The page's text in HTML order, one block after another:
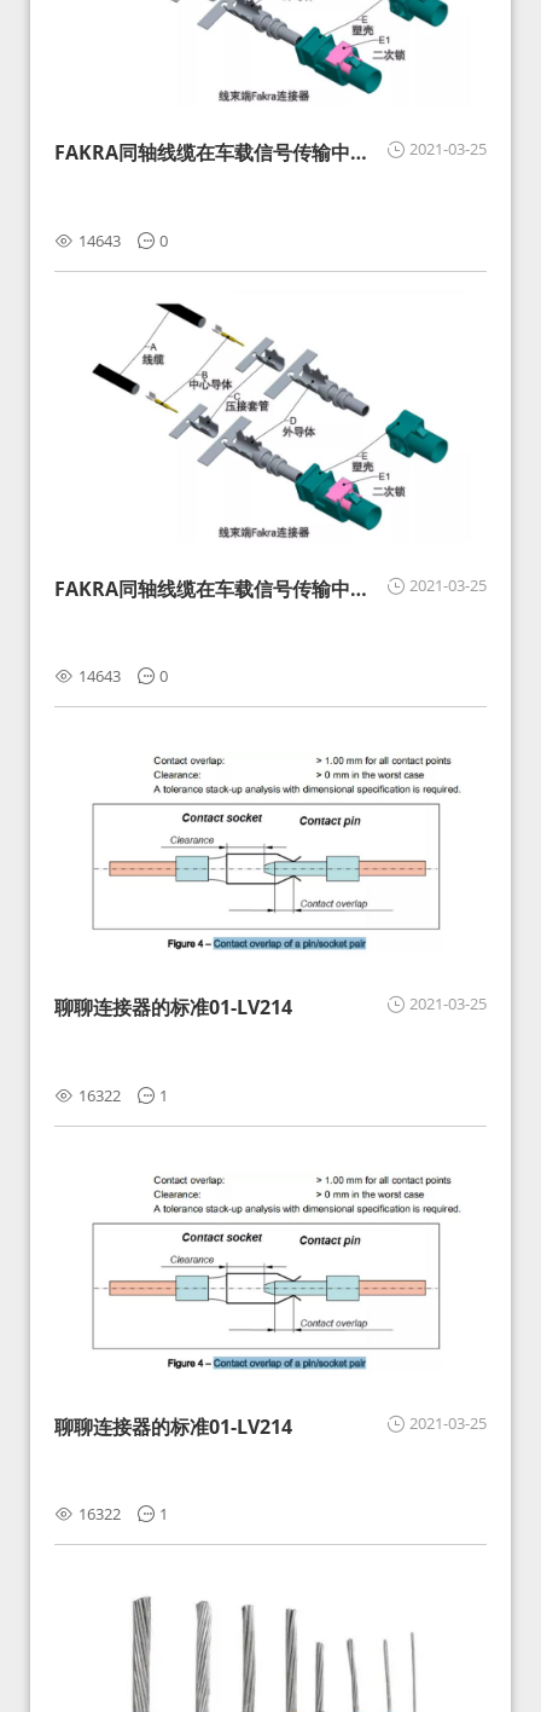
2021-03-25
FAKRA同轴线缆在车载信号传输中的
14643 0
2021-03-25
FAKRA同轴线缆在车载信号传输中的
14643 0
2021-03-25
聊聊连接器的标准01-LV214
16322 1
2021-03-25
聊聊连接器的标准01-LV214
16322 1